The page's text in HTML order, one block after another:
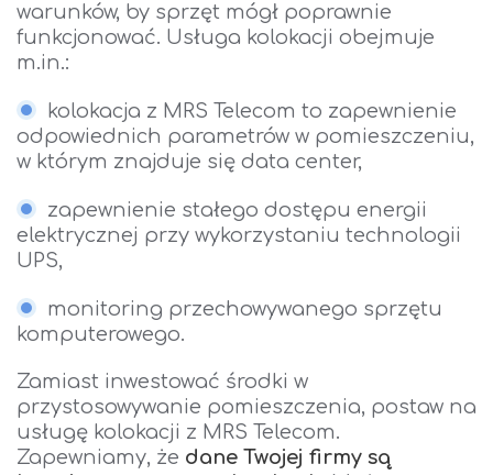
warunków, by sprzęt mógł poprawnie
funkcjonować. Usługa kolokacji obejmuje
m.in.:
kolokacja z MRS Telecom to zapewnienie
odpowiednich parametrów w pomieszczeniu,
w którym znajduje się data center,
zapewnienie stałego dostępu energii
elektrycznej przy wykorzystaniu technologii
UPS,
monitoring przechowywanego sprzętu
komputerowego.
Zamiast inwestować środki w
przystosowywanie pomieszczenia, postaw na
usługę kolokacji z MRS Telecom.
Zapewniamy, że dane Twojej firmy są